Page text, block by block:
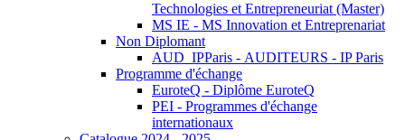
Technologies et Entrepreneuriat (Master)
MS IE - MS Innovation et Entreprenariat
Non Diplomant
AUD_IPParis - AUDITEURS - IP Paris
Programme d'échange
EuroteQ - Diplôme EuroteQ
PEI - Programmes d'échange
internationaux